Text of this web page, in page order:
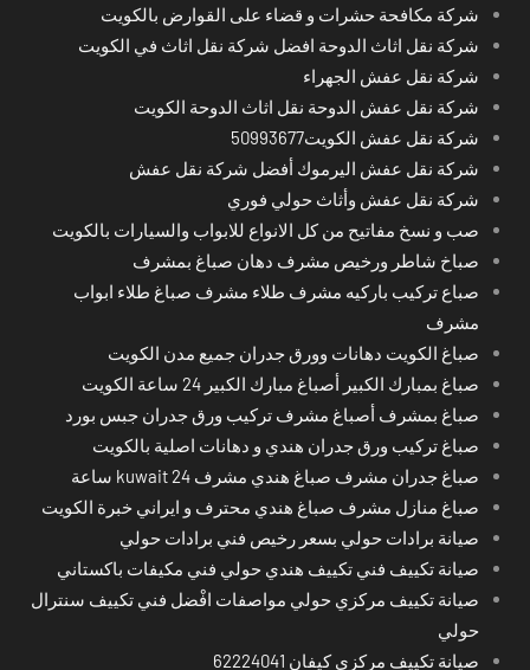
شركة مكافحة حشرات و قضاء على القوارض بالكويت
شركة نقل اثاث الدوحة افضل شركة نقل اثاث في الكويت
شركة نقل عفش الجهراء
شركة نقل عفش الدوحة نقل اثاث الدوحة الكويت
شركة نقل عفش الكويت50993677
شركة نقل عفش اليرموك أفضل شركة نقل عفش
شركة نقل عفش وأثاث حولي فوري
صب و نسخ مفاتيح من كل الانواع للابواب والسيارات بالكويت
صباخ شاطر ورخيص مشرف دهان صباغ بمشرف
صباع تركيب باركيه مشرف طلاء مشرف صباغ طلاء ابواب
مشرف
صباغ الكويت دهانات وورق جدران جميع مدن الكويت
صباغ بمبارك الكبير أصباغ مبارك الكبير 24 ساعة الكويت
صباغ بمشرف أصباغ مشرف تركيب ورق جدران جبس بورد
صباغ تركيب ورق جدران هندي و دهانات اصلية بالكويت
صباغ جدران مشرف صباغ هندي مشرف kuwait 24 ساعة
صباغ منازل مشرف صباغ هندي محترف و ايراني خبرة الكويت
صيانة برادات حولي بسعر رخيص فني برادات حولي
صيانة تكييف فني تكييف هندي حولي فني مكيفات باكستاني
صيانة تكييف مركزي حولي مواصفات افْضل فني تكييف سنترال
حولي
صيانة تكييف مركزي كيفان 62224041